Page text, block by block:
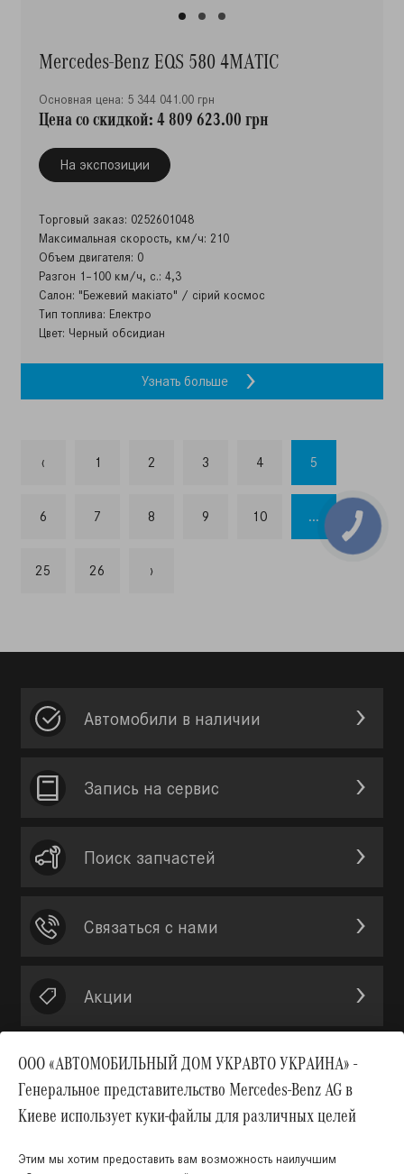
Mercedes-Benz EQS 580 4MATIC
Основная цена: 5 344 041.00 грн
Цена со скидкой: 4 809 623.00 грн
На экспозиции
Торговый заказ: 0252601048
Максимальная скорость, км/ч: 210
Объем двигателя: 0
Разгон 1–100 км/ч, с.: 4,3
Салон: "Бежевий макіато" / сірий космос
Тип топлива: Електро
Цвет: Черный обсидиан
Узнать больше
‹ 1 2 3 4 5
6 7 8 9 10 ...
25 26 ›
ООО «АВТОМОБИЛЬНЫЙ ДОМ УКРАВТО УКРАИНА» -
Генеральное представительство Mercedes-Benz AG в
Киеве использует куки-файлы для различных целей
Этим мы хотим предоставить вам возможность наилучшим
Автомобили в наличии
Запись на сервис
Поиск запчастей
Связаться с нами
Акции